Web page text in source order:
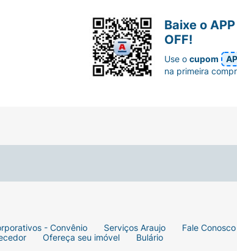
- Convênio Serviços Araujo
Fale Conosco
Ofereça seu imóvel Bulário
Baixe o
OFF!
Use ocupom
na primeira